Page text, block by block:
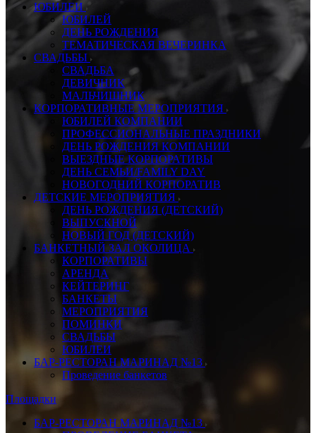
ЮБИЛЕИ
ЮБИЛЕЙ
ДЕНЬ РОЖДЕНИЯ
ТЕМАТИЧЕСКАЯ ВЕЧЕРИНКА
СВАДЬБЫ
СВАДЬБА
ДЕВИЧНИК
МАЛЬЧИШНИК
КОРПОРАТИВНЫЕ МЕРОПРИЯТИЯ
ЮБИЛЕЙ КОМПАНИИ
ПРОФЕССИОНАЛЬНЫЕ ПРАЗДНИКИ
ДЕНЬ РОЖДЕНИЯ КОМПАНИИ
ВЫЕЗДНЫЕ КОРПОРАТИВЫ
ДЕНЬ СЕМЬИ/FAMILY DAY
НОВОГОДНИЙ КОРПОРАТИВ
ДЕТСКИЕ МЕРОПРИЯТИЯ
ДЕНЬ РОЖДЕНИЯ (ДЕТСКИЙ)
ВЫПУСКНОЙ
НОВЫЙ ГОД (ДЕТСКИЙ)
БАНКЕТНЫЙ ЗАЛ ОКОЛИЦА
КОРПОРАТИВЫ
АРЕНДА
КЕЙТЕРИНГ
БАНКЕТЫ
МЕРОПРИЯТИЯ
ПОМИНКИ
СВАДЬБЫ
ЮБИЛЕИ
БАР-РЕСТОРАН МАРИНАД №13
Проведение банкетов
Площадки
БАР-РЕСТОРАН МАРИНАД №13